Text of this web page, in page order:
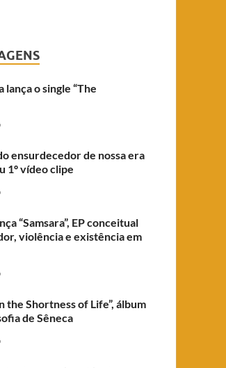
o single “The
ensurdecedor de nossa era
1º vídeo clipe
“Samsara”, EP conceitual
violência e existência em
the Shortness of Life”, álbum
de Sêneca